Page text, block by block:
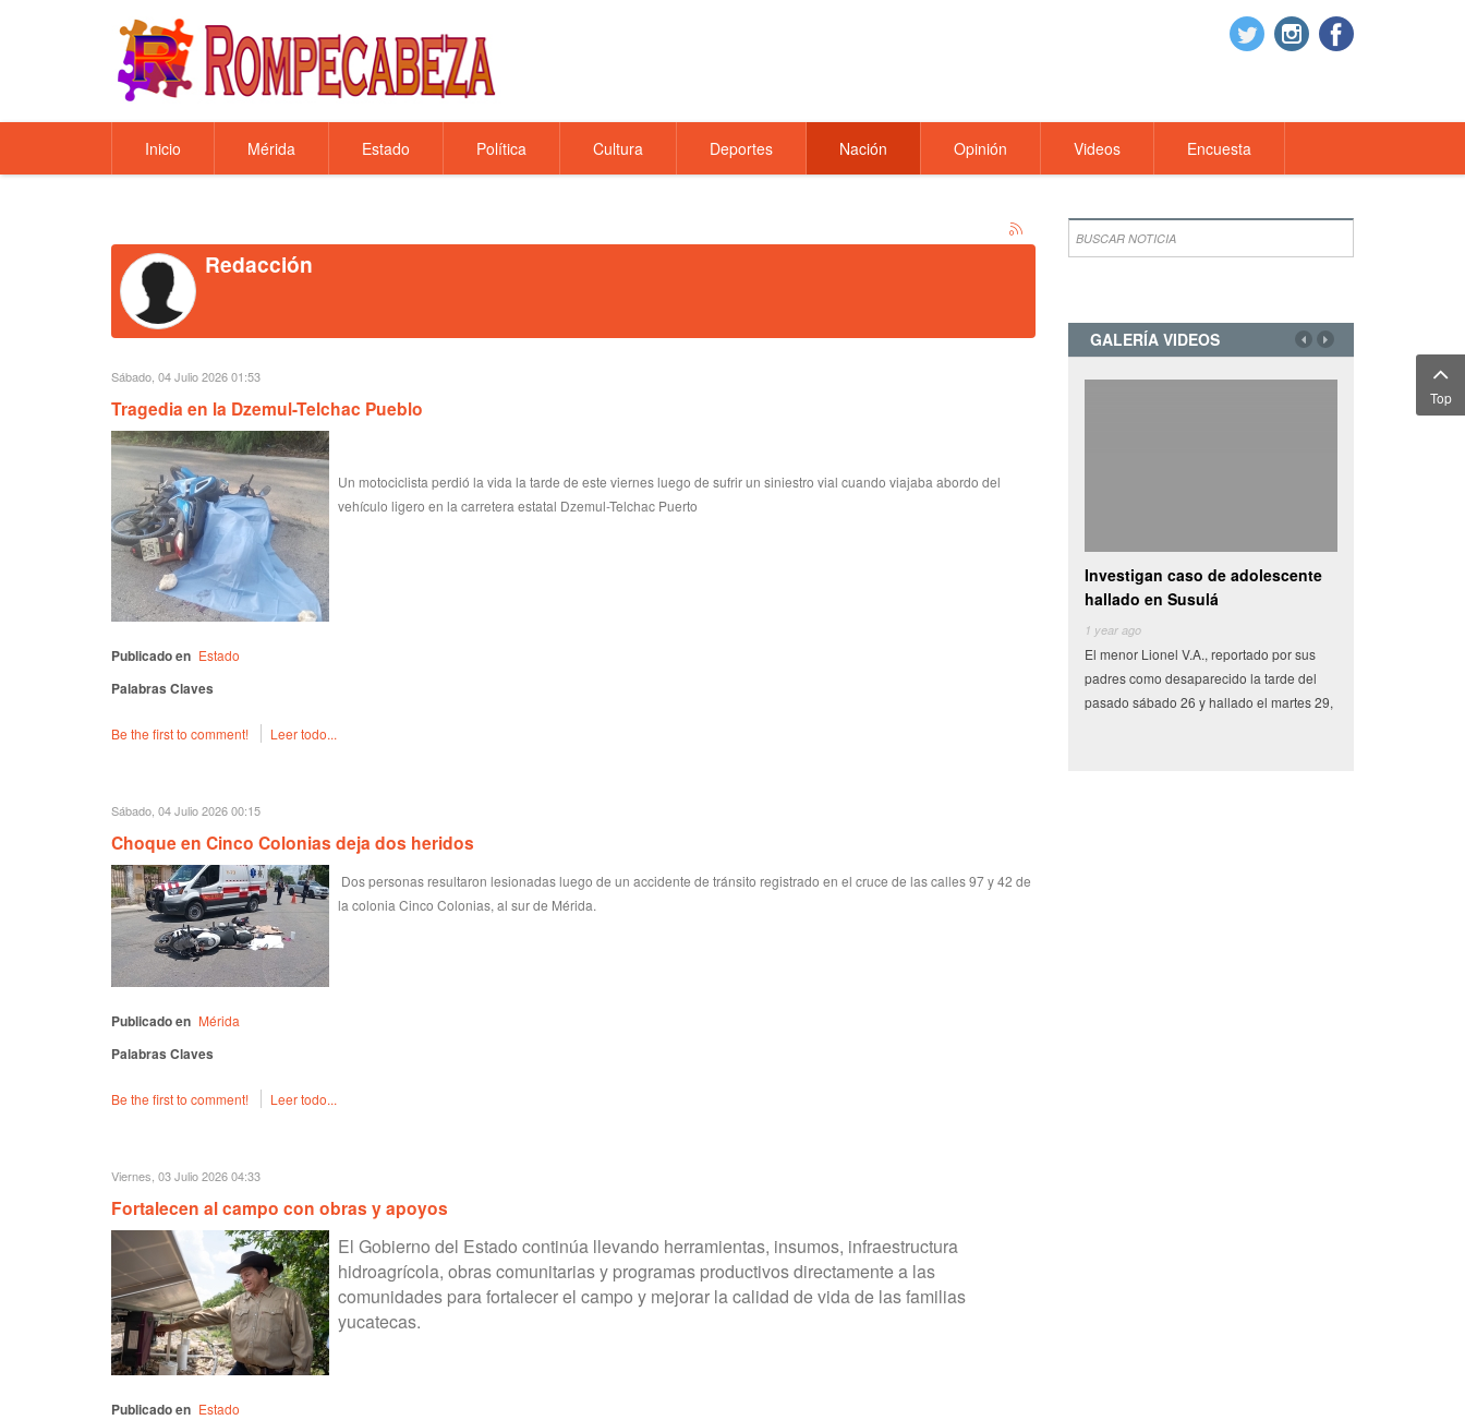
Inicio Mérida Estado Política Cultura Deportes Nación Opinión Videos Encuesta
Redacción
Sábado, 04 Julio 2026 01:53
Tragedia en la Dzemul-Telchac Pueblo
Un motociclista perdió la vida la tarde de este viernes luego de sufrir un siniestro vial cuando viajaba abordo del
vehículo ligero en la carretera estatal Dzemul-Telchac Puerto
Publicado en Estado
Palabras Claves
Be the first to comment! Leer todo...
Sábado, 04 Julio 2026 00:15
Choque en Cinco Colonias deja dos heridos
Dos personas resultaron lesionadas luego de un accidente de tránsito registrado en el cruce de las calles 97 y 42 de
la colonia Cinco Colonias, al sur de Mérida.
Publicado en Mérida
Palabras Claves
Be the first to comment! Leer todo...
Viernes, 03 Julio 2026 04:33
Fortalecen al campo con obras y apoyos
El Gobierno del Estado continúa llevando herramientas, insumos, infraestructura
hidroagrícola, obras comunitarias y programas productivos directamente a las
comunidades para fortalecer el campo y mejorar la calidad de vida de las familias
yucatecas.
Publicado en Estado
GALERÍA VIDEOS
Investigan caso de adolescente
hallado en Susulá
El menor Lionel V.A., reportado por sus
padres como desaparecido la tarde del
pasado sábado 26 y hallado el martes 29,
Camioneta con vegetales
Miles de pesos en frutas y verduras
tenían como destino el municipio de
Conkal se perdieron en un siniestro
Top